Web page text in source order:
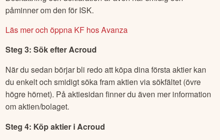
påminner om den för ISK.
Läs mer och öppna KF hos Avanza
Steg 3: Sök efter Acroud
När du sedan börjar bli redo att köpa dina första aktier kan
du enkelt och smidigt söka fram aktien via sökfältet (övre
högre hörnet). På aktiesidan finner du även mer information
om aktien/bolaget.
Steg 4: Köp aktier i Acroud